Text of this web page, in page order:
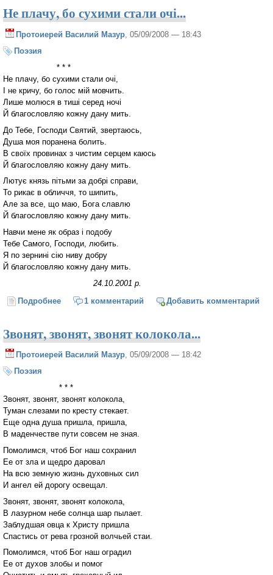
Не плачу, бо сухими стали очі...
Протоиерей Василий Мазур, 05/09/2008 — 18:43
Поэзия
* * *
Не плачу, бо сухими стали очі,
І не кричу, бо голос мій мовчить.
Лише молюся в тиші серед ночі
Й благословляю кожну дану мить.
До Тебе, Господи Святий, звертаюсь,
Душа моя поранена болить.
В своїх провинах з чистим серцем каюсь
Й благословляю кожну дану мить.
Лютує князь пітьми за добрі справи,
То рикає в обличчя, то шипить,
Але за все, що маю, Бога славлю
Й благословляю кожну дану мить.
Навчи мене як образ і подобу
Тебе Самого, Господи, любить.
Я по зернині сію ниву добру
Й благословляю кожну дану мить.
24.10.2001 р.
Подробнее о Не плачу, бо сухими стали очі...
1 комментарий Добавить комментарий
Звонят, звонят, звонят колокола...
Протоиерей Василий Мазур, 05/09/2008 — 18:42
Поэзия
* * *
Звонят, звонят, звонят колокола,
Туман слезами по кресту стекает.
Еще одна душа пришла, пришла,
В маденчестве пути совсем не зная.
Помолимся, чтоб Бог наш сохранил
Ее от зла и щедро даровал
На всю земную жизнь духовных сил
И ангел ей дорогу освещал.
Звонят, звонят, звонят колокола,
В лазурном небе солнца шар пылает.
Заблудшая овца к Христу пришла
Спастись от рева грозной волчьей стаи.
Помолимся, чтоб Бог наш оградил
Ее от духов злобы и помог